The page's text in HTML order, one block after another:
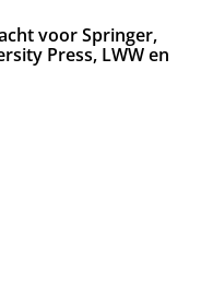
voor Springer,
Press, LWW en